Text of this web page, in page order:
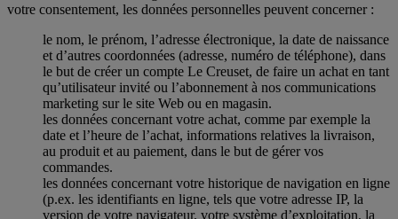
votre consentement, les données personnelles peuvent concerner :
le nom, le prénom, l’adresse électronique, la date de naissance
et d’autres coordonnées (adresse, numéro de téléphone), dans
le but de créer un compte Le Creuset, de faire un achat en tant
qu’utilisateur invité ou l’abonnement à nos communications
marketing sur le site Web ou en magasin.
les données concernant votre achat, comme par exemple la
date et l’heure de l’achat, informations relatives la livraison,
au produit et au paiement, dans le but de gérer vos
commandes.
les données concernant votre historique de navigation en ligne
(p.ex. les identifiants en ligne, tels que votre adresse IP, la
version de votre navigateur, votre système d’exploitation, la